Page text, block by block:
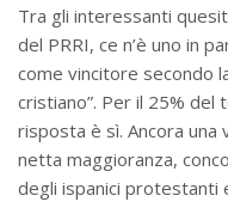
Tra gli interessanti
del PRRI, ce n’è uno in
come vincitore secondo
cristiano”. Per il 25%
risposta è sì. Ancora una
netta maggioranza,
degli ispanici protestanti